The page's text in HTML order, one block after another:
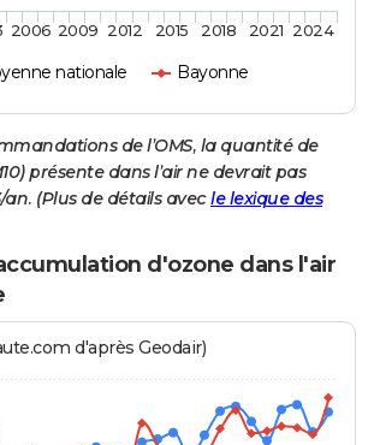
nationale Bayonne
2006 2009 2012 2015 2018 2021 2024
de l’OMS, la quantité de
présente dans l’air ne devrait pas
(Plus de détails avecle lexique des
d'ozone dans l'air
d'après Geodair)